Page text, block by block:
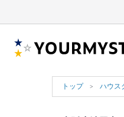
トップ ハウス